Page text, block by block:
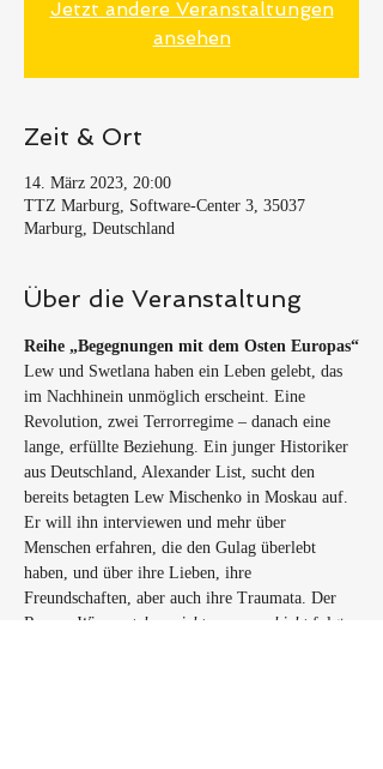
Jetzt andere Veranstaltungen
ansehen
Zeit & Ort
14. März 2023, 20:00
TTZ Marburg, Software-Center 3, 35037
Marburg, Deutschland
Über die Veranstaltung
Reihe „Begegnungen mit dem Osten Europas“
Lew und Swetlana haben ein Leben gelebt, das
im Nachhinein unmöglich erscheint. Eine
Revolution, zwei Terrorregime – danach eine
lange, erfüllte Beziehung. Ein junger Historiker
aus Deutschland, Alexander List, sucht den
bereits betagten Lew Mischenko in Moskau auf.
Er will ihn interviewen und mehr über
Menschen erfahren, die den Gulag überlebt
haben, und über ihre Lieben, ihre
Freundschaften, aber auch ihre Traumata. Der
Roman Wir verstehen nicht, was geschieht folgt